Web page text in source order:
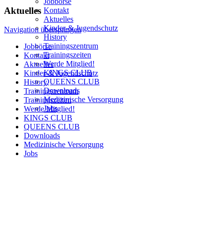
Kontakt
Aktuelles
Kinder-& Jugendschutz
History
Trainingszentrum
Trainingszeiten
Werde Mitglied!
KINGS CLUB
QUEENS CLUB
Downloads
Medizinische Versorgung
Jobs
Aktuelles
Navigation überspringen
Jobbörse
Kontakt
Aktuelles
Kinder-& Jugendschutz
History
Trainingszentrum
Trainingszeiten
Werde Mitglied!
KINGS CLUB
QUEENS CLUB
Downloads
Medizinische Versorgung
Jobs